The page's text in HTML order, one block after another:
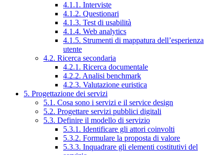
4.1.1. Interviste
4.1.2. Questionari
4.1.3. Test di usabilità
4.1.4. Web analytics
4.1.5. Strumenti di mappatura dell’esperienza
utente
4.2. Ricerca secondaria
4.2.1. Ricerca documentale
4.2.2. Analisi benchmark
4.2.3. Valutazione euristica
5. Progettazione dei servizi
5.1. Cosa sono i servizi e il service design
5.2. Progettare servizi pubblici digitali
5.3. Definire il modello di servizio
5.3.1. Identificare gli attori coinvolti
5.3.2. Formulare la proposta di valore
5.3.3. Inquadrare gli elementi costitutivi del